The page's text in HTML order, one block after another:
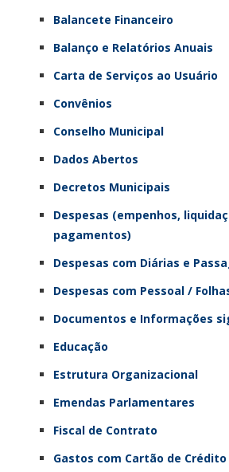
Balancete Financeiro
Balanço e Relatórios Anuais
Carta de Serviços ao Usuário
Convênios
Conselho Municipal
Dados Abertos
Decretos Municipais
Despesas (empenhos,
pagamentos)
Despesas com Diárias e
Despesas com Pessoal /
Documentos e Informações
Educação
Estrutura Organizacional
Emendas Parlamentares
Fiscal de Contrato
Gastos com Cartão de Crédito